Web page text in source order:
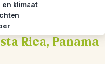
en klimaat
Rica, Panama